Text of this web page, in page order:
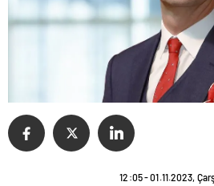
12:05 - 01.11.2023,